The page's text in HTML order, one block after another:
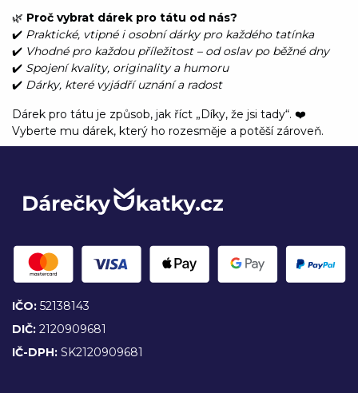
🌿 Proč vybrat dárek pro tátu od nás?
✔️ Praktické, vtipné i osobní dárky pro každého tatínka
✔️ Vhodné pro každou příležitost – od oslav po běžné dny
✔️ Spojení kvality, originality a humoru
✔️ Dárky, které vyjádří uznání a radost
Dárek pro tátu je způsob, jak říct „Díky, že jsi tady“. ❤️
Vyberte mu dárek, který ho rozesměje a potěší zároveň.
IČO: 52138143
DIČ: 2120909681
IČ-DPH: SK2120909681